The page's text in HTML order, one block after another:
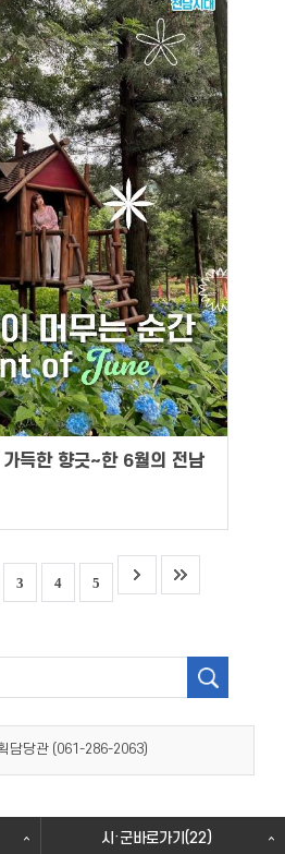
득한 향긋~한 6월의 전남
3 4 5
담당관 (061-286-2063)
시·군바로가기(22)